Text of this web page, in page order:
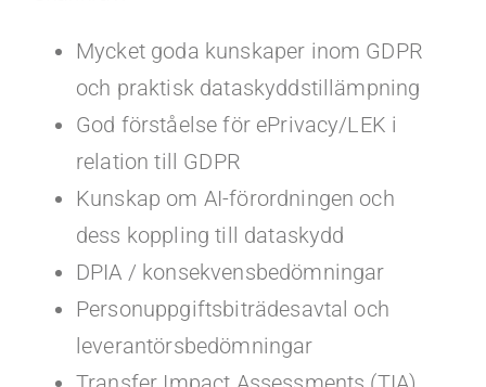
Mycket goda kunskaper inom GDPR
och praktisk dataskyddstillämpning
God förståelse för ePrivacy/LEK i
relation till GDPR
Kunskap om AI-förordningen och
dess koppling till dataskydd
DPIA / konsekvensbedömningar
Personuppgiftsbiträdesavtal och
leverantörsbedömningar